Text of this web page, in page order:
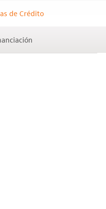
de Crédito